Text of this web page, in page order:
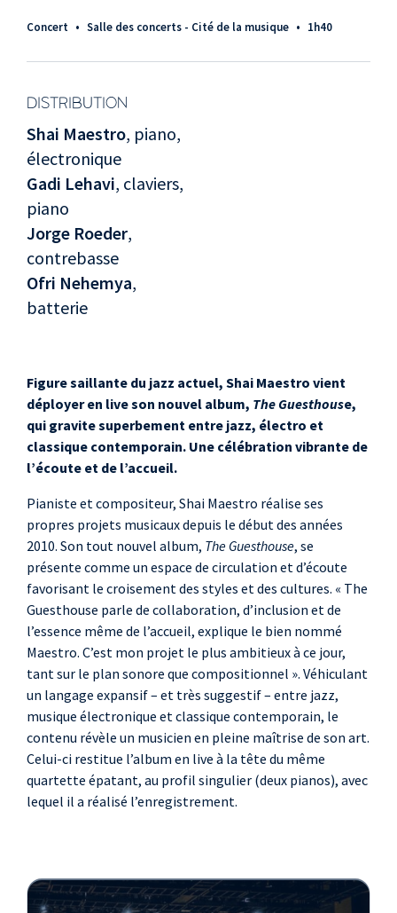
Concert • Salle des concerts - Cité de la musique • 1h40
DISTRIBUTION
Shai Maestro, piano,
électronique
Gadi Lehavi, claviers,
piano
Jorge Roeder,
contrebasse
Ofri Nehemya,
batterie
Figure saillante du jazz actuel, Shai Maestro vient
déployer en live son nouvel album, The Guesthouse,
qui gravite superbement entre jazz, électro et
classique contemporain. Une célébration vibrante de
l’écoute et de l’accueil.
Pianiste et compositeur, Shai Maestro réalise ses
propres projets musicaux depuis le début des années
2010. Son tout nouvel album, The Guesthouse, se
présente comme un espace de circulation et d’écoute
favorisant le croisement des styles et des cultures. « The
Guesthouse parle de collaboration, d’inclusion et de
l’essence même de l’accueil, explique le bien nommé
Maestro. C’est mon projet le plus ambitieux à ce jour,
tant sur le plan sonore que compositionnel ». Véhiculant
un langage expansif – et très suggestif – entre jazz,
musique électronique et classique contemporain, le
contenu révèle un musicien en pleine maîtrise de son art.
Celui-ci restitue l’album en live à la tête du même
quartette épatant, au profil singulier (deux pianos), avec
lequel il a réalisé l’enregistrement.